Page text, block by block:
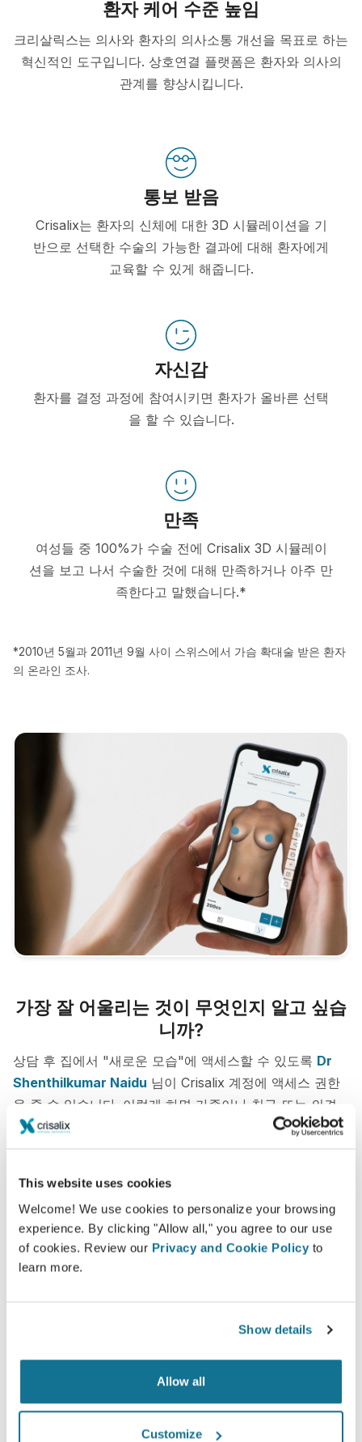
This website uses cookies
Welcome! We use cookies to personalize your browsing
experience. By clicking "Allow all," you agree to our use
of cookies. Review our Privacy and Cookie Policy to
learn more.
Show details
Allow all
Customize
환자 케어 수준 높임
크리살릭스는 의사와 환자의 의사소통 개선을 목표로 하는
혁신적인 도구입니다. 상호연결 플랫폼은 환자와 의사의
관계를 향상시킵니다.
통보 받음
Crisalix는 환자의 신체에 대한 3D 시뮬레이션을 기
반으로 선택한 수술의 가능한 결과에 대해 환자에게
교육할 수 있게 해줍니다.
자신감
환자를 결정 과정에 참여시키면 환자가 올바른 선택
을 할 수 있습니다.
만족
여성들 중 100%가 수술 전에 Crisalix 3D 시뮬레이
션을 보고 나서 수술한 것에 대해 만족하거나 아주 만
족한다고 말했습니다.*
*2010년 5월과 2011년 9월 사이 스위스에서 가슴 확대술 받은 환자
의 온라인 조사.
가장 잘 어울리는 것이 무엇인지 알고 싶습
니까?
상담 후 집에서 "새로운 모습"에 액세스할 수 있도록 Dr
Shenthilkumar Naidu 님이 Crisalix 계정에 액세스 권한
을 줄 수 있습니다. 이렇게 하면 가족이나 친구 또는 의견
을 원하는 사람과 공유할 수 있습니다.
고 비밀로 유지됩니다.